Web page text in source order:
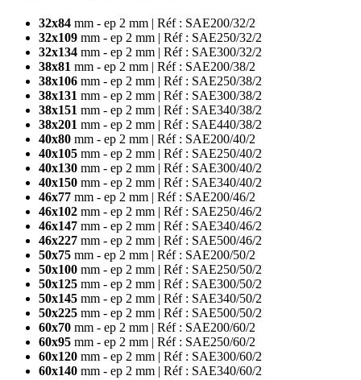
32x84 mm - ep 2 mm | Réf : SAE200/32/2
32x109 mm - ep 2 mm | Réf : SAE250/32/2
32x134 mm - ep 2 mm | Réf : SAE300/32/2
38x81 mm - ep 2 mm | Réf : SAE200/38/2
38x106 mm - ep 2 mm | Réf : SAE250/38/2
38x131 mm - ep 2 mm | Réf : SAE300/38/2
38x151 mm - ep 2 mm | Réf : SAE340/38/2
38x201 mm - ep 2 mm | Réf : SAE440/38/2
40x80 mm - ep 2 mm | Réf : SAE200/40/2
40x105 mm - ep 2 mm | Réf : SAE250/40/2
40x130 mm - ep 2 mm | Réf : SAE300/40/2
40x150 mm - ep 2 mm | Réf : SAE340/40/2
46x77 mm - ep 2 mm | Réf : SAE200/46/2
46x102 mm - ep 2 mm | Réf : SAE250/46/2
46x147 mm - ep 2 mm | Réf : SAE340/46/2
46x227 mm - ep 2 mm | Réf : SAE500/46/2
50x75 mm - ep 2 mm | Réf : SAE200/50/2
50x100 mm - ep 2 mm | Réf : SAE250/50/2
50x125 mm - ep 2 mm | Réf : SAE300/50/2
50x145 mm - ep 2 mm | Réf : SAE340/50/2
50x225 mm - ep 2 mm | Réf : SAE500/50/2
60x70 mm - ep 2 mm | Réf : SAE200/60/2
60x95 mm - ep 2 mm | Réf : SAE250/60/2
60x120 mm - ep 2 mm | Réf : SAE300/60/2
60x140 mm - ep 2 mm | Réf : SAE340/60/2